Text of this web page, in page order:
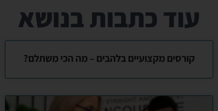
עוד כתבות בנושא
קורסים מקצועיים בלהבים – מה הכי משתלם?